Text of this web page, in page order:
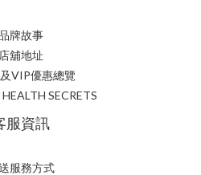
牌故事
店舖地址
VIP優惠總覽
SECRETS
服資訊
服務方式